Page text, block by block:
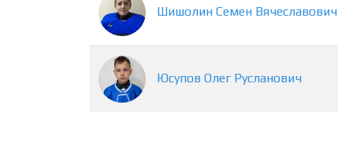
Шишолин Семен Вячеславович
Юсупов Олег Русланович